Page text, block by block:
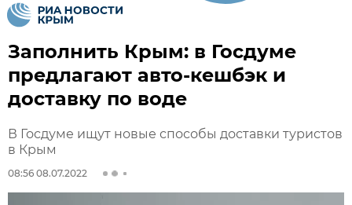
Заполнить Крым: в Госдуме
предлагают авто-кешбэк и
доставку по воде
В Госдуме ищут новые способы доставки туристов
в Крым
08:56 08.07.2022